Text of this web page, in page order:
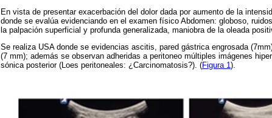
En vista de presentar exacerbación del dolor dada por aumento de la
donde se evalúa evidenciando en el examen físico Abdomen: globoso,
la palpación superficial y profunda generalizada, maniobra de la oleada
Se realiza USA donde se evidencias ascitis, pared gástrica engrosada
(7 mm); además se observan adheridas a peritoneo múltiples imágenes
sónica posterior (Loes peritoneales: ¿Carcinomatosis?). (Figura 1 ).